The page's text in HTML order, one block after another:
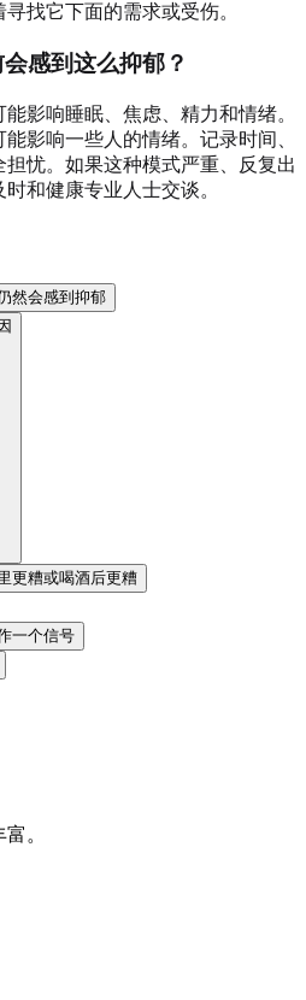
找它下面的需求或受伤。
感到这么抑郁？
影响睡眠、焦虑、精力和情绪。
影响一些人的情绪。记录时间、
忧。如果这种模式严重、反复出
和健康专业人士交谈。
然会感到抑郁
更糟或喝酒后更糟
一个信号
。